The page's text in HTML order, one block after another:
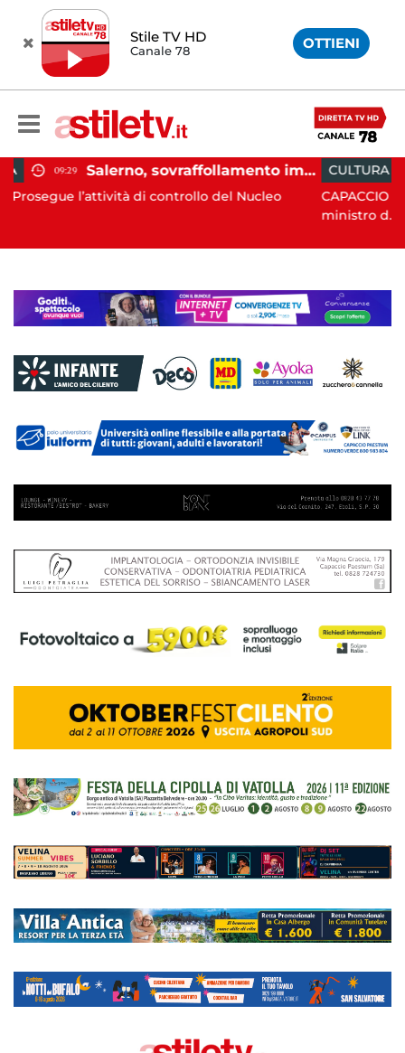
Stile TV HD
Canale 78 OTTIENI
Salerno, sovraffollamento immigrati in immobile del centro storico: scatta lo sgombero
del Nucleo
CULTURA 10:54
CAPACCIO PAESTUM. Il Codancos